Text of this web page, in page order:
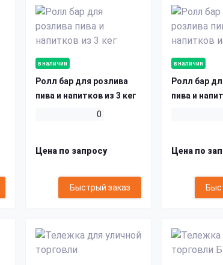
в наличии
Ролл бар для розлива
пива и напитков из 3 кег
0
Цена по запросу
Быстрый заказ
в наличии
Ролл бар
пива и
Цена по